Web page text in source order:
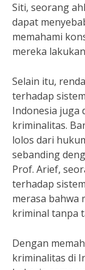
Siti, seorang
dapat
memahami
mereka
Selain itu,
terhadap
Indonesia juga
kriminalitas.
lolos dari
sebanding
Prof. Arief,
terhadap
merasa bahwa
kriminal tanpa
Dengan
kriminalitas di